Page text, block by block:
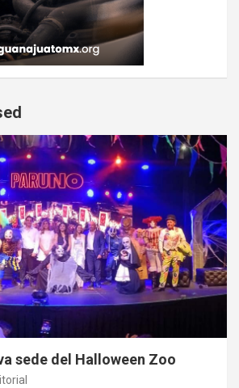
sede del Halloween Zoo